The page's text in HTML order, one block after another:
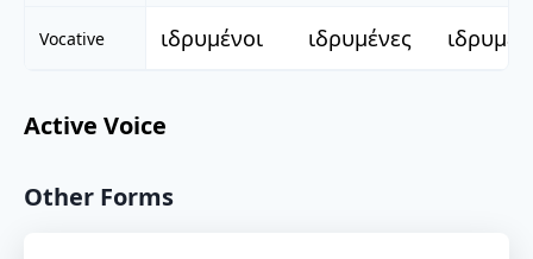
Vocative ιδρυμένοι ιδρυμένες
Active Voice
Other Forms